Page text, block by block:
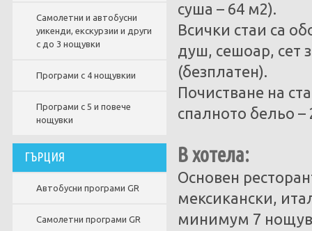
Самолетни и автобусни
уикенди, екскурзии и други
с до 3 нощувки
Програми с 4 нощувкии
Програми с 5 и повече
нощувки
ГЪРЦИЯ
Автобусни програми GR
Самолетни програми GR
суша – 64 м2).
Всички стаи са
душ, сешоар, сет
(безплатен).
Почистване на
спалното бельо
В хотела:
Основен
мексикански,
минимум 7